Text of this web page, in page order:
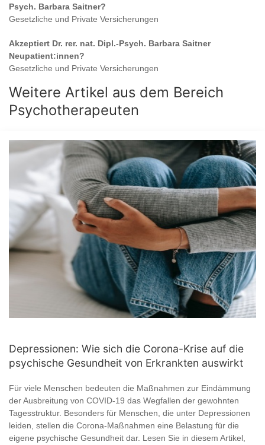
Psych. Barbara Saitner?
Gesetzliche und Private Versicherungen
Akzeptiert Dr. rer. nat. Dipl.-Psych. Barbara Saitner
Neupatient:innen?
Gesetzliche und Private Versicherungen
Weitere Artikel aus dem Bereich
Psychotherapeuten
Depressionen: Wie sich die Corona-Krise auf die
psychische Gesundheit von Erkrankten auswirkt
Für viele Menschen bedeuten die Maßnahmen zur Eindämmung
der Ausbreitung von COVID-19 das Wegfallen der gewohnten
Tagesstruktur. Besonders für Menschen, die unter Depressionen
leiden, stellen die Corona-Maßnahmen eine Belastung für die
eigene psychische Gesundheit dar. Lesen Sie in diesem Artikel,